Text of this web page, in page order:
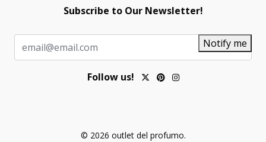
Subscribe to Our Newsletter!
Notify me
Follow us!
© 2026 outlet del profumo.